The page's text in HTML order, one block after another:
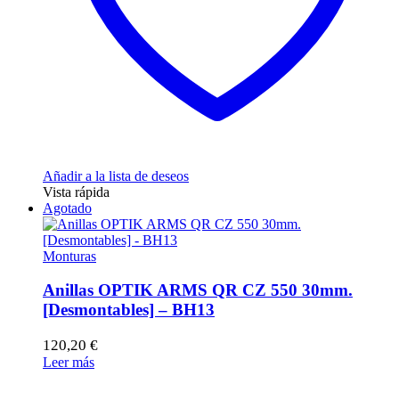
Añadir a la lista de deseos
Vista rápida
Agotado
Monturas
Anillas OPTIK ARMS QR CZ 550 30mm.
[Desmontables] – BH13
120,20 €
Leer más